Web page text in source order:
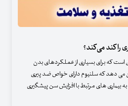
را کند می‌کند؟
که برای بسیاری از عملکردهای بدن
دهد که سلنیوم دارای خواص ضد پیری
بیماری های مرتبط با افزایش سن پیشگیری